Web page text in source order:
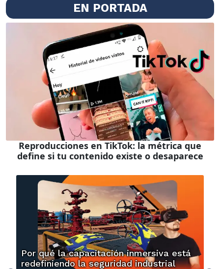
EN PORTADA
Reproducciones en TikTok: la métrica que
define si tu contenido existe o desaparece
Por qué la capacitación inmersiva está
redefiniendo la seguridad industrial